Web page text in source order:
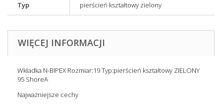
Typ pierścień kształtowy zielony
WIĘCEJ INFORMACJI
Wkładka N-BIPEX Rozmiar:19 Typ:pierścień kształtowy ZIELONY
95 ShoreA
Najważniejsze cechy